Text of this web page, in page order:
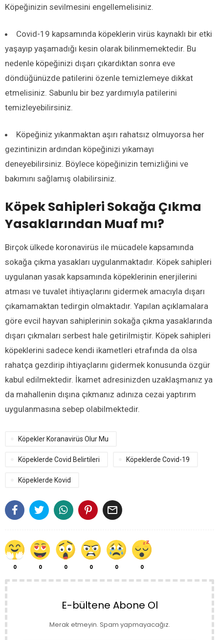

0 0 0 0 0 0
Köpeğinizin sevilmesini engellemelisiniz.
Covid-19 kapsamında köpeklerin virüs kaynaklı bir etki
yaşayıp yaşamadığı kesin olarak bilinmemektedir. Bu
nedenle köpeğinizi dışarı çıkardıktan sonra eve
döndüğünüzde patilerini özenle temizlemeye dikkat
etmelisiniz. Sabunlu bir bez yardımıyla patilerini
temizleyebilirsiniz.
Köpeğiniz yıkanmaktan aşırı rahatsız olmuyorsa her
gezintinizin ardından köpeğinizi yıkamayı
deneyebilirsiniz. Böylece köpeğinizin temizliğini ve
bakımını sağlamış olabilirsiniz.
Köpek Sahipleri Sokağa Çıkma
Yasaklarından Muaf mı?
Birçok ülkede koronavirüs ile mücadele kapsamında
sokağa çıkma yasakları uygulanmaktadır. Köpek sahipleri
uygulanan yasak kapsamında köpeklerinin enerjilerini
atması ve tuvalet ihtiyaçlarını gidermek amacıyla dışarı
çıkamamaktan tedirgin olmaktadır. Yapılan açıklamalara
göre evcil hayvan sahiplerinin sokağa çıkma yasaklarında
dışarı çıkmaları serbest hale getirilmiştir. Köpek sahipleri
köpeklerini sadece kendi ikametleri etrafında da olsa
rahatça gezdirip ihtiyaçlarını gidermek konusunda özgür
kabul edilmektedir. İkamet adresinizden uzaklaşmanız ya
da mahallenin dışına çıkmanız adınıza cezai yaptırım
uygulanmasına sebep olabilmektedir.
Köpekler Koranavirüs Olur Mu
Köpeklerde Covid Belirtileri Köpeklerde Covid-19
Köpeklerde Kovid
E-bültene Abone Ol
Merak etmeyin. Spam yapmayacağız.